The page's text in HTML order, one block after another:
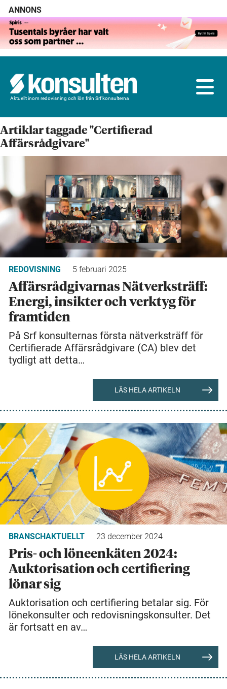
ANNONS
Aktuellt inom redovisning och lön från Srf konsulterna
Artiklar taggade "Certifierad
Affärsrådgivare"
REDOVISNING 5 februari 2025
Affärsrådgivarnas Nätverksträff:
Energi, insikter och verktyg för
framtiden
På Srf konsulternas första nätverksträff för
Certifierade Affärsrådgivare (CA) blev det
tydligt att detta…
LÄS HELA ARTIKELN
BRANSCHAKTUELLT 23 december 2024
Pris- och löneenkäten 2024:
Auktorisation och certifiering
lönar sig
Auktorisation och certifiering betalar sig. För
lönekonsulter och redovisningskonsulter. Det
är fortsatt en av…
LÄS HELA ARTIKELN